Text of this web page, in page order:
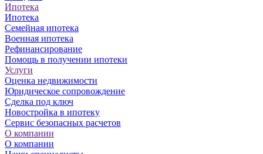
Ипотека
Ипотека
Семейная ипотека
Военная ипотека
Рефинансирование
Помощь в получении ипотеки
Услуги
Оценка недвижимости
Юридическое сопровождение
Сделка под ключ
Новостройка в ипотеку
Сервис безопасных расчетов
О компании
О компании